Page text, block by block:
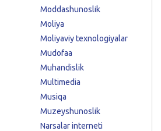
Moddashunoslik
Moliya
Moliyaviy texnologiyalar
Mudofaa
Muhandislik
Multimedia
Musiqa
Muzeyshunoslik
Narsalar interneti